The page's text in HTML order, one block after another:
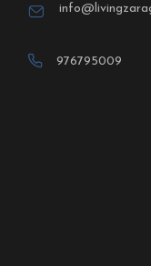
976795009